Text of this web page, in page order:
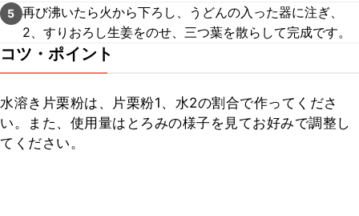
5 再び沸いたら火から下ろし、うどんの入った器に注ぎ、
2、すりおろし生姜をのせ、三つ葉を散らして完成です。
コツ・ポイント
水溶き片栗粉は、片栗粉1、水2の割合で作ってくださ
い。また、使用量はとろみの様子を見てお好みで調整し
てください。